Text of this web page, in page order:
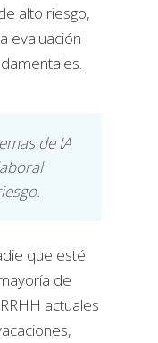
alto riesgo,
evaluación
de IA
que esté
de
actuales